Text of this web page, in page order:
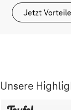
Jetzt
Unsere